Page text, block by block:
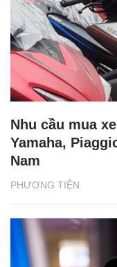
PHƯƠNG TIỆN
Nhu cầu mua
Yamaha,
Nam